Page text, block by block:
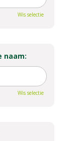
Wis selectie
naam:
Wis selectie